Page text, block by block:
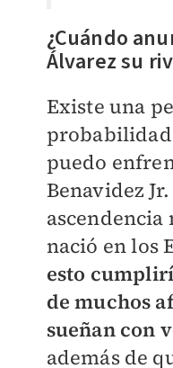
¿Cuándo
Álvarez su
Existe una
probabilidad
puedo
Benavidez
ascendencia
nació en los
esto
de muchos
sueñan con
además de